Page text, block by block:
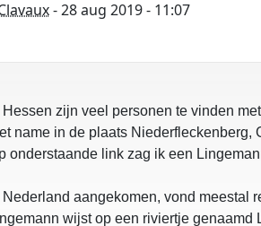
- 28 aug 2019 - 11:07
Hessen zijn veel personen te vinden
name in de plaats
onderstaande link zag ik een
Nederland aangekomen, vond meestal
wijst op een riviertje